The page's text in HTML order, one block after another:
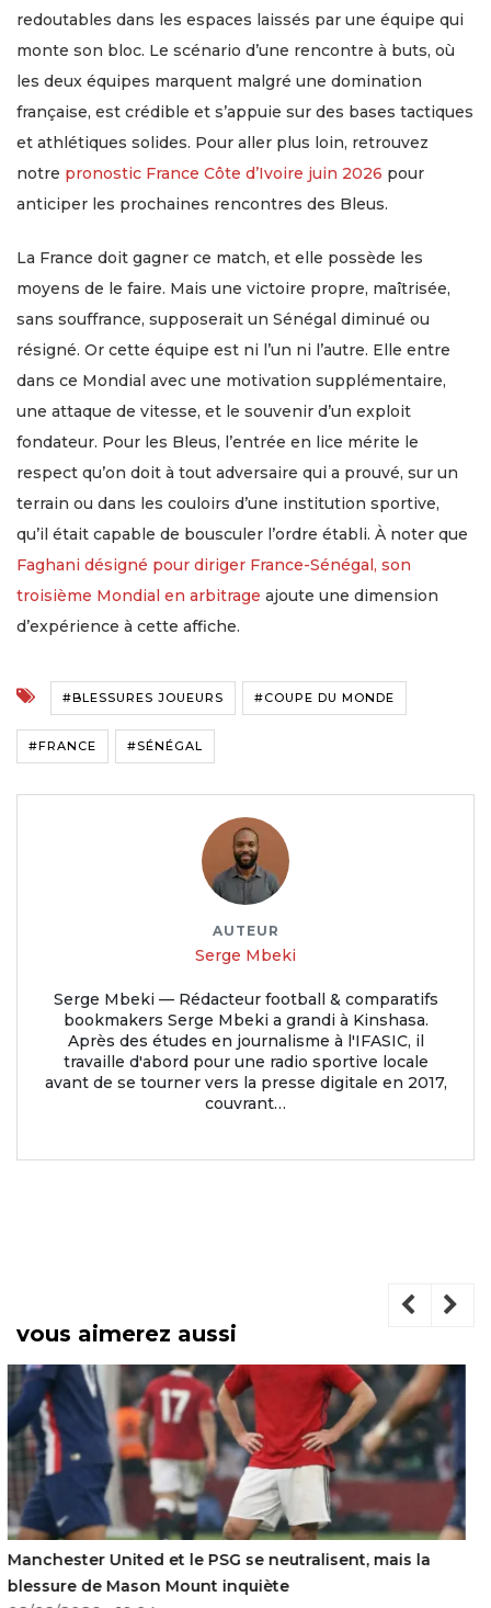
redoutables dans les espaces laissés par une équipe qui
monte son bloc. Le scénario d’une rencontre à buts, où
les deux équipes marquent malgré une domination
française, est crédible et s’appuie sur des bases tactiques
et athlétiques solides. Pour aller plus loin, retrouvez
notre pronostic France Côte d’Ivoire juin 2026 pour
anticiper les prochaines rencontres des Bleus.
La France doit gagner ce match, et elle possède les
moyens de le faire. Mais une victoire propre, maîtrisée,
sans souffrance, supposerait un Sénégal diminué ou
résigné. Or cette équipe est ni l’un ni l’autre. Elle entre
dans ce Mondial avec une motivation supplémentaire,
une attaque de vitesse, et le souvenir d’un exploit
fondateur. Pour les Bleus, l’entrée en lice mérite le
respect qu’on doit à tout adversaire qui a prouvé, sur un
terrain ou dans les couloirs d’une institution sportive,
qu’il était capable de bousculer l’ordre établi. À noter que
Faghani désigné pour diriger France-Sénégal, son
troisième Mondial en arbitrage ajoute une dimension
d’expérience à cette affiche.
#BLESSURES JOUEURS #COUPE DU MONDE
#FRANCE #SÉNÉGAL
AUTEUR
Serge Mbeki
Serge Mbeki — Rédacteur football & comparatifs
bookmakers Serge Mbeki a grandi à Kinshasa.
Après des études en journalisme à l'IFASIC, il
travaille d'abord pour une radio sportive locale
avant de se tourner vers la presse digitale en 2017,
couvrant…
vous aimerez aussi
Le Championnat professionnel marocain fixe sa 27e
journée au 25 juin